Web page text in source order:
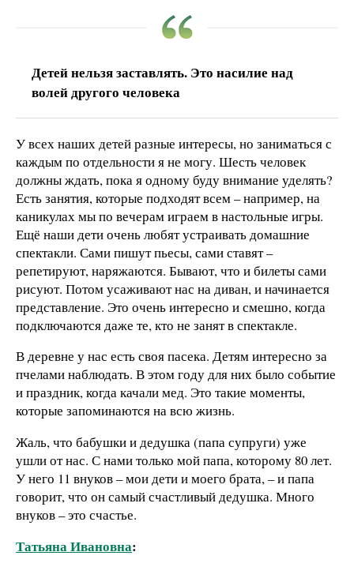
Детей нельзя заставлять. Это насилие над
волей другого человека
У всех наших детей разные интересы, но заниматься с
каждым по отдельности я не могу. Шесть человек
должны ждать, пока я одному буду внимание уделять?
Есть занятия, которые подходят всем – например, на
каникулах мы по вечерам играем в настольные игры.
Ещё наши дети очень любят устраивать домашние
спектакли. Сами пишут пьесы, сами ставят –
репетируют, наряжаются. Бывают, что и билеты сами
рисуют. Потом усаживают нас на диван, и начинается
представление. Это очень интересно и смешно, когда
подключаются даже те, кто не занят в спектакле.
В деревне у нас есть своя пасека. Детям интересно за
пчелами наблюдать. В этом году для них было событие
и праздник, когда качали мед. Это такие моменты,
которые запоминаются на всю жизнь.
Жаль, что бабушки и дедушка (папа супруги) уже
ушли от нас. С нами только мой папа, которому 80 лет.
У него 11 внуков – мои дети и моего брата, – и папа
говорит, что он самый счастливый дедушка. Много
внуков – это счастье.
Татьяна Ивановна: